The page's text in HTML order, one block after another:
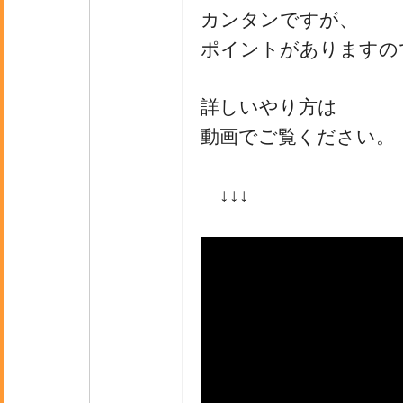
カンタンですが、
ポイントがありますの
詳しいやり方は
動画でご覧ください。
↓↓↓